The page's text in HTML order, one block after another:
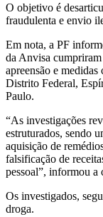
O objetivo é
fraudulenta e envio
Em nota, a PF
da Anvisa
apreensão e medidas
Distrito Federal,
Paulo.
“As investigações
estruturados, sendo
aquisição de
falsificação de
pessoal”, informou a
Os investigados,
droga.